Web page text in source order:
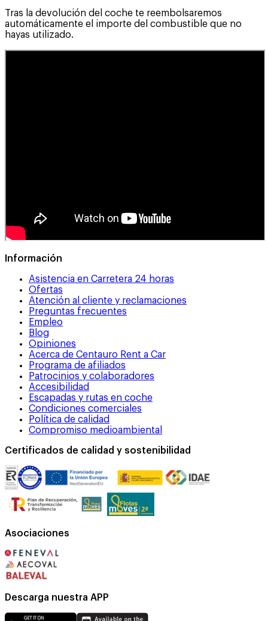
Tras la devolución del coche te reembolsaremos
automáticamente el importe del combustible que no
hayas utilizado.
Información
Asistencia en Carretera 24 horas
Ofertas
Atención al cliente y reclamaciones
Preguntas frecuentes
Empleo
Blog
Opiniones
Acerca de Centauro Rent a Car
Programa de afiliados
Patrocinios y colaboradores
Accesibilidad
Escapadas y rutas en coche
Condiciones comerciales
Política de calidad
Compromiso medioambiental
Certificados de calidad y sostenibilidad
Asociaciones
Descarga nuestra APP